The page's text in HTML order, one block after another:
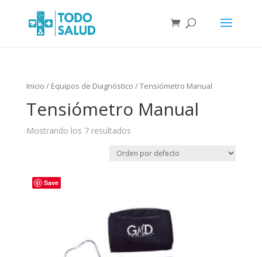
Inicio / Equipos de Diagnóstico / Tensiómetro Manual
Tensiómetro Manual
Mostrando los 7 resultados
Save